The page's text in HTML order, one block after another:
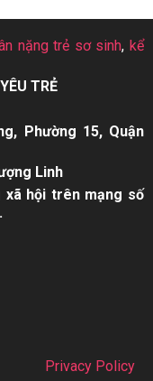
nặng trẻ sơ sinh,kể
TRẺ
Phường 15, Quận
Linh
xã hội trên mạng số
Privacy Policy